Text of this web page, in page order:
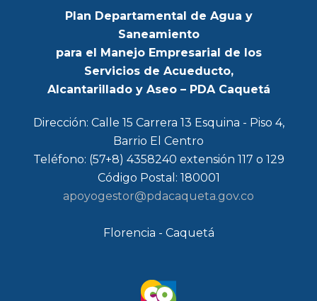
Plan Departamental de Agua y
Saneamiento
para el Manejo Empresarial de los
Servicios de Acueducto,
Alcantarillado y Aseo – PDA Caquetá
Dirección: Calle 15 Carrera 13 Esquina - Piso 4,
Barrio El Centro
Teléfono: (57+8) 4358240 extensión 117 o 129
Código Postal: 180001
apoyogestor@pdacaqueta.gov.co
Florencia - Caquetá